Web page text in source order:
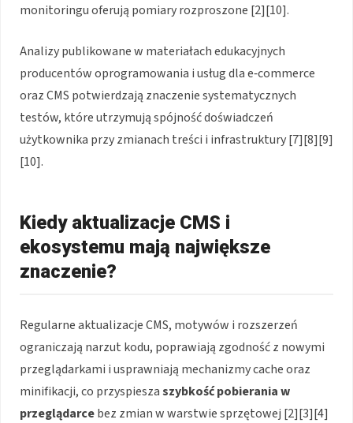
monitoringu oferują pomiary rozproszone [2][10].
Analizy publikowane w materiałach edukacyjnych
producentów oprogramowania i usług dla e‑commerce
oraz CMS potwierdzają znaczenie systematycznych
testów, które utrzymują spójność doświadczeń
użytkownika przy zmianach treści i infrastruktury [7][8][9]
[10].
Kiedy aktualizacje CMS i
ekosystemu mają największe
znaczenie?
Regularne aktualizacje CMS, motywów i rozszerzeń
ograniczają narzut kodu, poprawiają zgodność z nowymi
przeglądarkami i usprawniają mechanizmy cache oraz
minifikacji, co przyspieszaszybkość pobierania w
przeglądarcebez zmian w warstwie sprzętowej [2][3][4]